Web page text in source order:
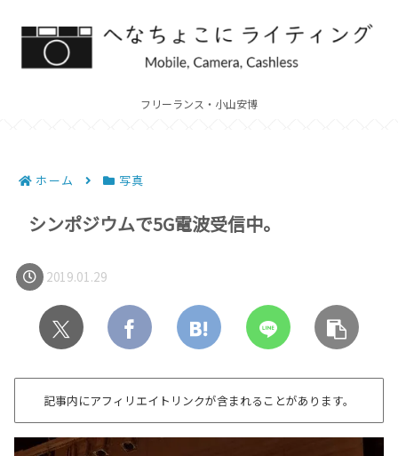
フリーランス・小山安博
ホーム 写真
シンポジウムで5G電波受信中。
2019.01.29
記事内にアフィリエイトリンクが含まれることがあります。